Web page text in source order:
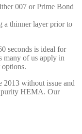
007 or Prime Bond
a thinner layer prior to
seconds is ideal for
of us apply in
without issue and
purity HEMA. Our